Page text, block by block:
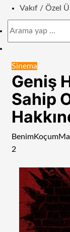
Vakıf / Özel
görünümü
Sinema
Geniş
Sahip
BenimKoçum
2